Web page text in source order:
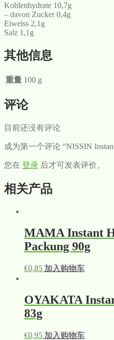
Kohlenhydrate 10,7g
– davon Zucker 0,4g
Eiweiss 2,1g
Salz 1,1g
其他信息
重量 100 g
评论
目前还没有评论
成为第一个评论 “NISSIN
您在 登录 后才可发表评价。
相关产品
MAMA Instant
Packung 90g
€0,85 加入购物车
OYAKATA
83g
€0,95 加入购物车